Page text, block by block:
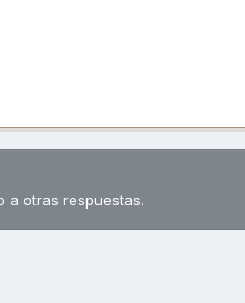
a otras respuestas.